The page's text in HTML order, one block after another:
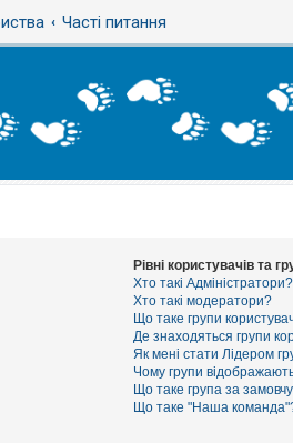
Часті питання
Рівні користувачів та
Хто такі Адміністратори?
Хто такі модератори?
Що таке групи
Де знаходяться групи
Як мені стати Лідером
Чому групи
Що таке група за
Що таке "Наша